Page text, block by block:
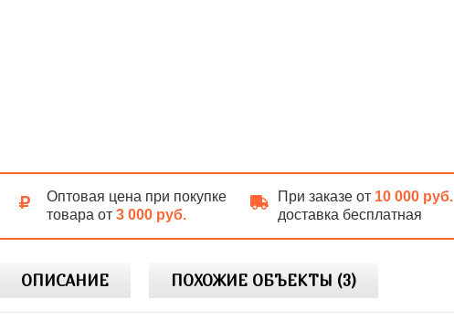
Оптовая цена при покупке
товара от 3 000 руб.
При заказе от 10 000 руб.
доставка бесплатная
ОПИСАНИЕ ПОХОЖИЕ ОБЪЕКТЫ (3)